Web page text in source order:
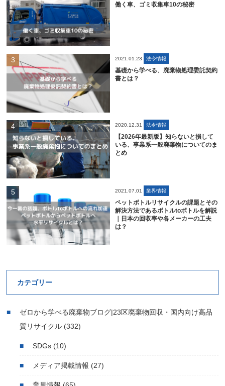
働く車、ゴミ収集車10の秘密
2021.01.23 法令情報
基礎から学べる、廃棄物処理委託契約
書とは？
2020.12.31 法令情報
【2026年最新版】知らないと損して
いる、事業系一般廃棄物についてのま
とめ
2021.07.01 業界情報
ペットボトルリサイクルの課題とその
解決方法であるボトルtoボトルを解説
｜日本の回収率や各メーカーの工夫
は？
カテゴリー
ゼロから学べる廃棄物ブログ|23区廃棄物回収・国内向け高品
質リサイクル (332)
SDGs(10)
メディア掲載情報 (27)